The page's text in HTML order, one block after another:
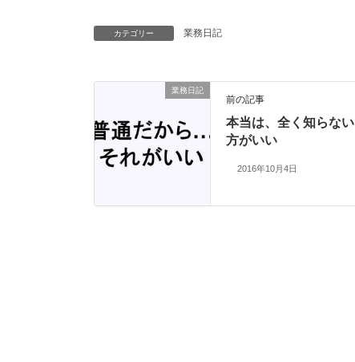
カテゴリー 業務日記
業務日記
前の記事
本当は、全く知らない
方がいい
2016年10月4日